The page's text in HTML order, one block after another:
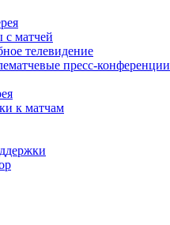
с матчей
телевидение
пресс-конференции
к матчам